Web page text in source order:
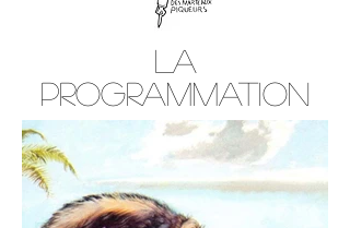
La
programmation